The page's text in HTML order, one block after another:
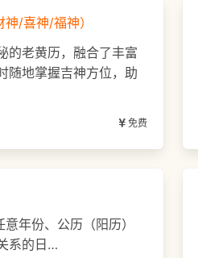
/喜神/福神）
的老黄历，融合了丰富
随地掌握吉神方位，助
免费
年份、公历（阳历）
系的日…